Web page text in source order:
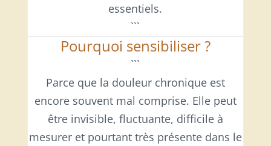
essentiels.
```
Pourquoi sensibiliser ?
```
Parce que la douleur chronique est
encore souvent mal comprise. Elle peut
être invisible, fluctuante, difficile à
mesurer et pourtant très présente dans le